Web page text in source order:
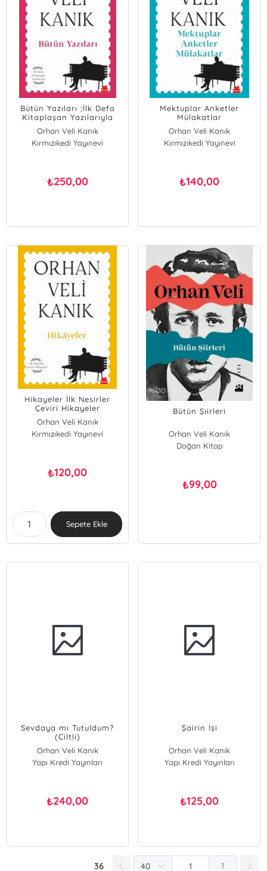
Bütün Yazıları ;İlk Defa
Kitaplaşan Yazılarıyla
Orhan Veli Kanık
Kırmızıkedi Yayınevi
₺250,00
Mektuplar Anketler
Mülakatlar
Orhan Veli Kanık
Kırmızıkedi Yayınevi
₺140,00
Hikayeler İlk Nesirler
Çeviri Hikayeler
Orhan Veli Kanık
Kırmızıkedi Yayınevi
₺120,00
Sepete Ekle
Bütün Şiirleri
Orhan Veli Kanık
Doğan Kitap
₺99,00
Sevdaya mı Tutuldum?
(Ciltli)
Orhan Veli Kanık
Yapı Kredi Yayınları
₺240,00
Şairin İşi
Orhan Veli Kanık
Yapı Kredi Yayınları
₺125,00
36 1